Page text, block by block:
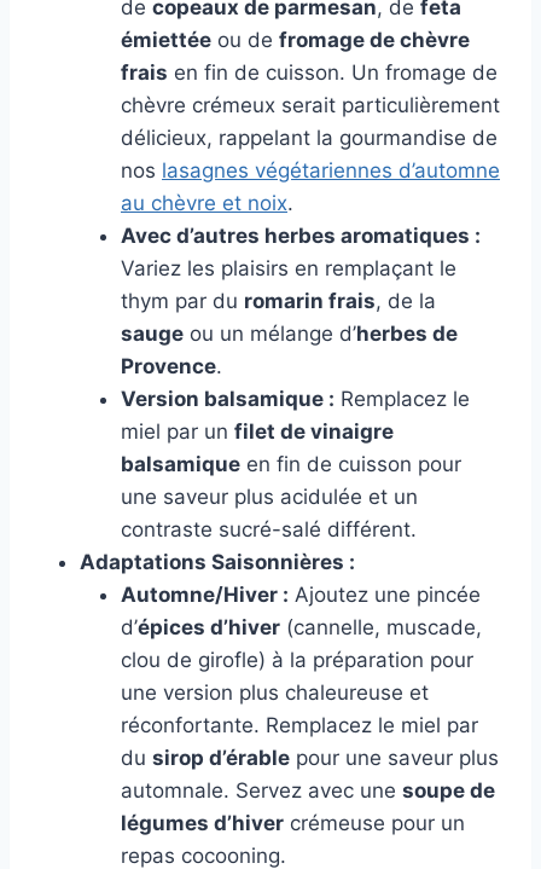
de copeaux de parmesan, de feta
émiettée ou de fromage de chèvre
frais en fin de cuisson. Un fromage de
chèvre crémeux serait particulièrement
délicieux, rappelant la gourmandise de
nos lasagnes végétariennes d’automne
au chèvre et noix.
Avec d’autres herbes aromatiques :
Variez les plaisirs en remplaçant le
thym par du romarin frais, de la
sauge ou un mélange d’herbes de
Provence.
Version balsamique : Remplacez le
miel par un filet de vinaigre
balsamique en fin de cuisson pour
une saveur plus acidulée et un
contraste sucré-salé différent.
Adaptations Saisonnières :
Automne/Hiver : Ajoutez une pincée
d’épices d’hiver (cannelle, muscade,
clou de girofle) à la préparation pour
une version plus chaleureuse et
réconfortante. Remplacez le miel par
du sirop d’érable pour une saveur plus
automnale. Servez avec une soupe de
légumes d’hiver crémeuse pour un
repas cocooning.